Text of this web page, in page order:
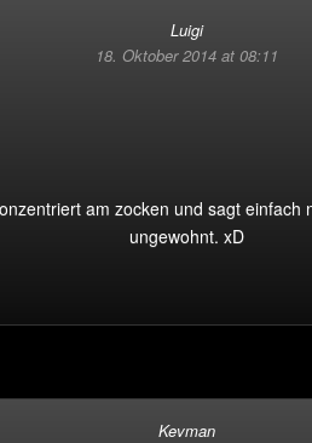
Luigi
18. Oktober 2014 at 08:11
am zocken und sagt einfach
ungewohnt. xD
Kevman